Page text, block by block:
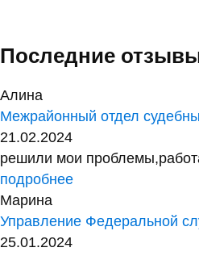
Последние
Алина
Межрайонный отдел
21.02.2024
решили мои
подробнее
Марина
Управление Федеральной
25.01.2024